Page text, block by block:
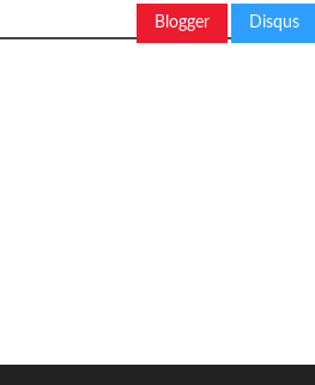
Blogger Disqus